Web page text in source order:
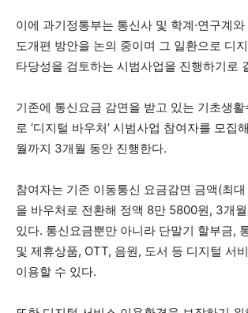
이에 과기정통부는 통신사 및 학계·연구계
도개편 방안을 논의 중이며 그 일환으로 디
타당성을 검토하는 시범사업을 진행하기로
기존에 통신요금 감면을 받고 있는 기초생
로 ‘디지털 바우처’ 시범사업 참여자를 모집
월까지 3개월 동안 진행한다.
참여자는 기존 이동통신 요금감면 금액(최
을 바우처로 전환해 정액 8만 5800원, 3개
있다. 통신요금뿐만 아니라 단말기 할부금,
및 제휴상품, OTT, 음원, 도서 등 디지털 서
이용할 수 있다.